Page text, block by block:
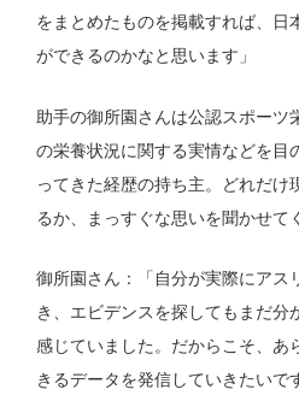
をまとめたものを掲載すれば、日
ができるのかなと思います」
助手の御所園さんは公認スポーツ
の栄養状況に関する実情などを目
ってきた経歴の持ち主。どれだけ
るか、まっすぐな思いを聞かせて
御所園さん：「自分が実際にアス
き、エビデンスを探してもまだ分
感じていました。だからこそ、あ
きるデータを発信していきたいで